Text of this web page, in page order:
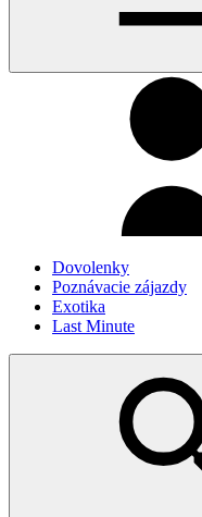
Dovolenky
Poznávacie zájazdy
Exotika
Last Minute